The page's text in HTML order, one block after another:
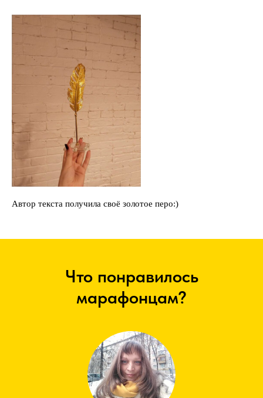
Автор текста получила своё золотое перо:)
Что понравилось
марафонцам?